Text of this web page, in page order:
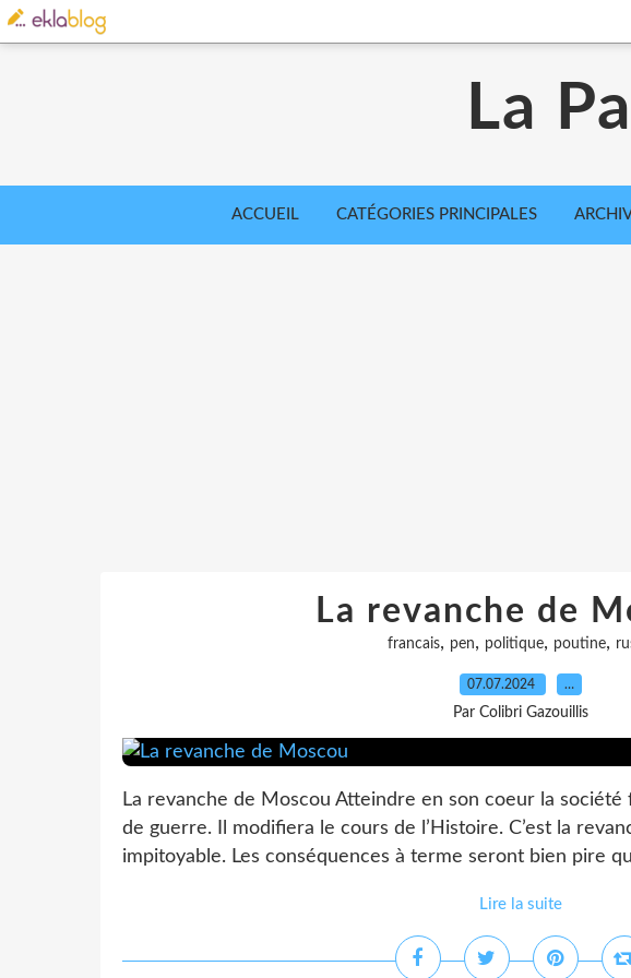
La
ACCUEIL CATÉGORIES PRINCIPALES
La revanche de
francais, pen, politique, poutine,
07.07.2024 …
Par Colibri Gazouillis
La revanche de Moscou Atteindre en son coeur la
de guerre. Il modifiera le cours de l’Histoire. C’est la
impitoyable. Les conséquences à terme seront bien pire
Lire la suite